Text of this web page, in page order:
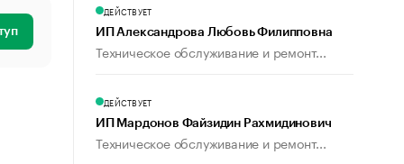
ДЕЙСТВУЕТ
ИП Александрова Любовь Филипповна
Техническое обслуживание и ремонт...
ДЕЙСТВУЕТ
ИП Мардонов Файзидин Рахмидинович
Техническое обслуживание и ремонт...